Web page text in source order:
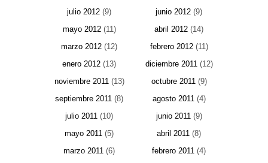
julio 2012 (9) junio 2012 (9)
mayo 2012(11) abril 2012 (14)
marzo 2012 (12) febrero 2012(11)
enero 2012 (13) diciembre 2011(12)
noviembre 2011(13) octubre 2011(9)
septiembre 2011 (8) agosto 2011(4)
julio 2011 (10) junio 2011(9)
mayo 2011 (5) abril 2011 (8)
marzo 2011 (6) febrero 2011 (4)